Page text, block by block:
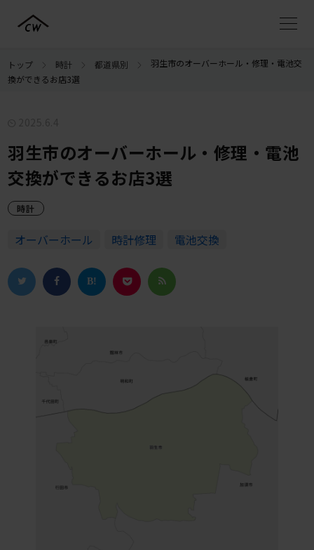
トップ 時計 都道県別
羽生市のオーバーホール・修理・電池交
換ができるお店3選
羽生市のオーバーホール・修理・電池
交換ができるお店3選
時計
オーバーホール 時計修理 電池交換